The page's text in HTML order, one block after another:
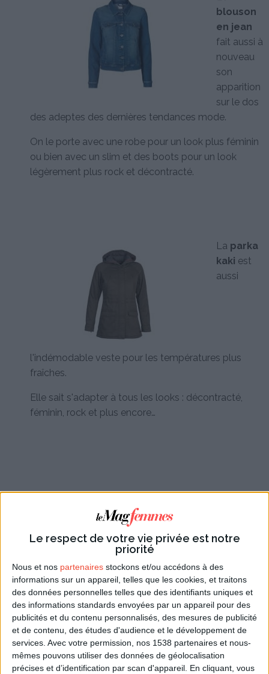
Le respect de votre vie privée est notre
priorité
Nous et nos partenaires stockons et/ou accédons à des
informations sur un appareil, telles que les cookies, et traitons
des données personnelles telles que des identifiants uniques et
des informations standards envoyées par un appareil pour des
publicités et du contenu personnalisés, des mesures de publicité
et de contenu, des études d'audience et le développement de
services. Avec votre permission, nos 1538 partenaires et nous-
mêmes pouvons utiliser des données de géolocalisation
précises et d’identification par scan d'appareil. En cliquant, vous
blouson
en jean
fait aussi à
nouveau
son
apparition
sur le dos
des adeptes des dernières tendances mode.
On le porte avec une robe pour un look plus féminin
ou bien avec un slim et des boots pour un look
légèrement plus rock et décontracté.
La parka
kaki est
aussi
l'indémodable veste pour les températures plus
fraîches.
Elle sait s'adapter à tous les looks : décontracté,
féminin, rock et plus encore…
Concernant les hauts, la tendance surfe aussi sur le